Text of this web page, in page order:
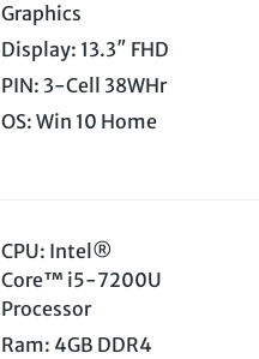
Graphics
Display: 13.3″ FHD
PIN: 3-Cell 38WHr
OS: Win 10 Home
CPU: Intel®
Core™ i5-7200U
Processor
Ram: 4GB DDR4